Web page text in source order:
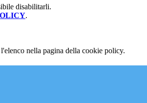
disabilitarli.
.
nella pagina della cookie policy.